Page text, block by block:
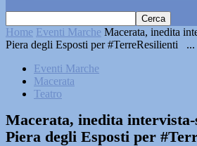
Home Eventi Marche Macerata, inedita
Piera degli Esposti per #TerreResilienti ...
Eventi Marche
Macerata
Teatro
Macerata, inedita intervista-
Piera degli Esposti per